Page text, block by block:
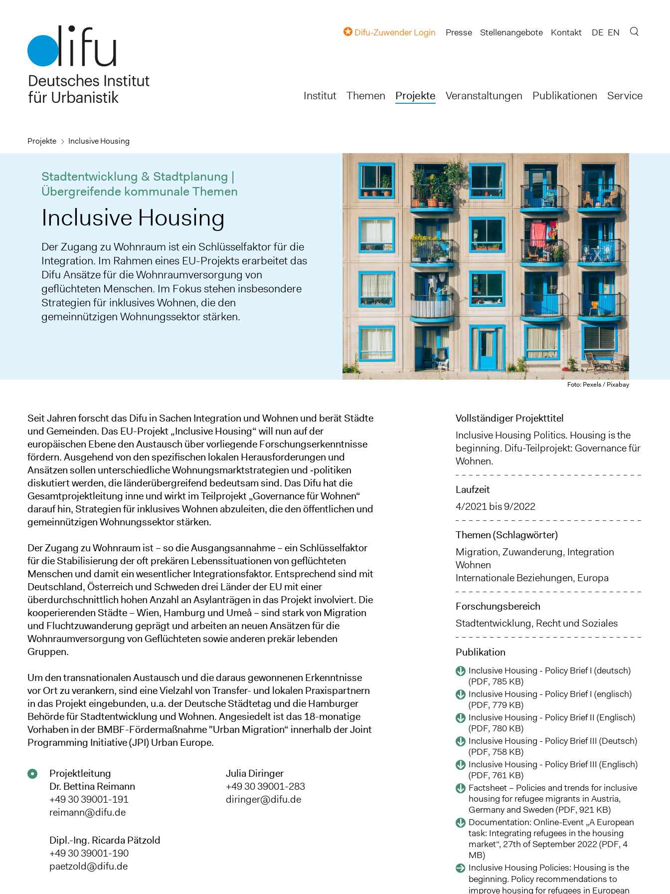
Institut Themen Projekte Veranstaltungen Publikationen Service
Difu-Zuwender Login Presse Stellenangebote Kontakt DE EN
Projekte Inclusive Housing
Foto: Pexels / Pixabay
Stadtentwicklung & Stadtplanung |
Übergreifende kommunale Themen
Inclusive Housing
Der Zugang zu Wohnraum ist ein Schlüsselfaktor für die
Integration. Im Rahmen eines EU-Projekts erarbeitet das
Difu Ansätze für die Wohnraumversorgung von
geflüchteten Menschen. Im Fokus stehen insbesondere
Strategien für inklusives Wohnen, die den
gemeinnützigen Wohnungssektor stärken.
Seit Jahren forscht das Difu in Sachen Integration und Wohnen und berät Städte
und Gemeinden. Das EU-Projekt „Inclusive Housing“ will nun auf der
europäischen Ebene den Austausch über vorliegende Forschungserkenntnisse
fördern. Ausgehend von den spezifischen lokalen Herausforderungen und
Ansätzen sollen unterschiedliche Wohnungsmarktstrategien und ‑politiken
diskutiert werden, die länderübergreifend bedeutsam sind. Das Difu hat die
Gesamtprojektleitung inne und wirkt im Teilprojekt „Governance für Wohnen“
darauf hin, Strategien für inklusives Wohnen abzuleiten, die den öffentlichen und
gemeinnützigen Wohnungssektor stärken.
Der Zugang zu Wohnraum ist – so die Ausgangsannahme – ein Schlüsselfaktor
für die Stabilisierung der oft prekären Lebenssituationen von geflüchteten
Menschen und damit ein wesentlicher Integrationsfaktor. Entsprechend sind mit
Deutschland, Österreich und Schweden drei Länder der EU mit einer
überdurchschnittlich hohen Anzahl an Asylanträgen in das Projekt involviert. Die
kooperierenden Städte – Wien, Hamburg und Umeå – sind stark von Migration
und Fluchtzuwanderung geprägt und arbeiten an neuen Ansätzen für die
Wohnraumversorgung von Geflüchteten sowie anderen prekär lebenden
Gruppen.
Um den transnationalen Austausch und die daraus gewonnenen Erkenntnisse
vor Ort zu verankern, sind eine Vielzahl von Transfer- und lokalen Praxispartnern
in das Projekt eingebunden, u.a. der Deutsche Städtetag und die Hamburger
Behörde für Stadtentwicklung und Wohnen. Angesiedelt ist das 18-monatige
Vorhaben in der BMBF-Fördermaßnahme "Urban Migration“ innerhalb der Joint
Programming Initiative (JPI) Urban Europe.
Projektleitung
Dr. Bettina Reimann
+49 30 39001-191
reimann@difu.de
Julia Diringer
+49 30 39001-283
diringer@difu.de
Dipl.-Ing. Ricarda Pätzold
+49 30 39001-190
paetzold@difu.de
Vollständiger Projekttitel
Inclusive Housing Politics. Housing is the
beginning. Difu-Teilprojekt: Governance für
Wohnen.
Laufzeit
4/2021bis9/2022
Themen (Schlagwörter)
Migration, Zuwanderung, Integration
Wohnen
Internationale Beziehungen, Europa
Forschungsbereich
Stadtentwicklung, Recht und Soziales
Publikation
Inclusive Housing - Policy Brief I (deutsch)
(PDF, 785 KB)
Inclusive Housing - Policy Brief I (englisch)
(PDF, 779 KB)
Inclusive Housing - Policy Brief II (Englisch)
(PDF, 780 KB)
Inclusive Housing - Policy Brief III (Deutsch)
(PDF, 758 KB)
Inclusive Housing - Policy Brief III (Englisch)
(PDF, 761 KB)
Factsheet – Policies and trends for inclusive
housing for refugee migrants in Austria,
Germany and Sweden (PDF, 921 KB)
Documentation: Online-Event „A European
task: Integrating refugees in the housing
market“, 27th of September 2022 (PDF, 4
MB)
Inclusive Housing Policies: Housing is the
beginning. Policy recommendations to
improve housing for refugees in European